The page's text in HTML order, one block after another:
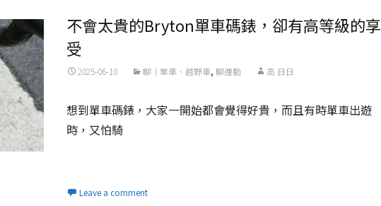
不會太貴的Bryton單車碼錶，卻有高等級的享
受
2025-06-10 聊｜單車、越野車, 聊運動 高 日日
想到單車碼錶，大家一開始都會覺得好貴，而且有時單車出遊
時，又怕騎
Leave a comment